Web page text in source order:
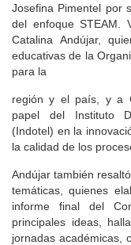
Josefina Pimentel por
del enfoque STEAM.
Catalina Andújar,
educativas de la
para la
región y el país, y a
papel del Instituto
(Indotel) en la
la calidad de los
Andújar también
temáticas, quienes
informe final del
principales ideas,
jornadas académicas,